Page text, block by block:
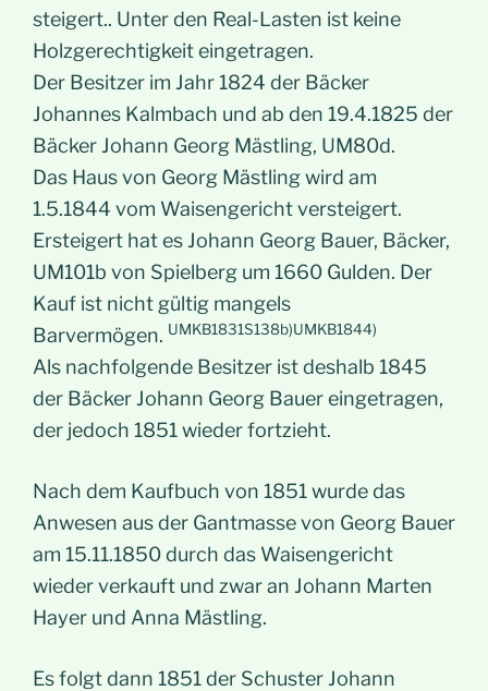
steigert.. Unter den Real-Lasten ist keine
Holzgerechtigkeit eingetragen.
Der Besitzer im Jahr 1824 der Bäcker
Johannes Kalmbach und ab den 19.4.1825 der
Bäcker Johann Georg Mästling, UM80d.
Das Haus von Georg Mästling wird am
1.5.1844 vom Waisengericht versteigert.
Ersteigert hat es Johann Georg Bauer, Bäcker,
UM101b von Spielberg um 1660 Gulden. Der
Kauf ist nicht gültig mangels
Barvermögen. UMKB1831S138b)UMKB1844)
Als nachfolgende Besitzer ist deshalb 1845
der Bäcker Johann Georg Bauer eingetragen,
der jedoch 1851 wieder fortzieht.
Nach dem Kaufbuch von 1851 wurde das
Anwesen aus der Gantmasse von Georg Bauer
am 15.11.1850 durch das Waisengericht
wieder verkauft und zwar an Johann Marten
Hayer und Anna Mästling.
Es folgt dann 1851 der Schuster Johann